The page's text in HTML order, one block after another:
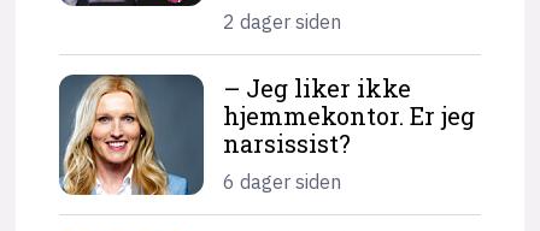
2 dager siden
– Jeg liker ikke
hjemme­kontor. Er jeg
narsissist?
6 dager siden